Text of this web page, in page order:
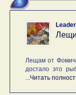
Лещам от
достало это
...Читать